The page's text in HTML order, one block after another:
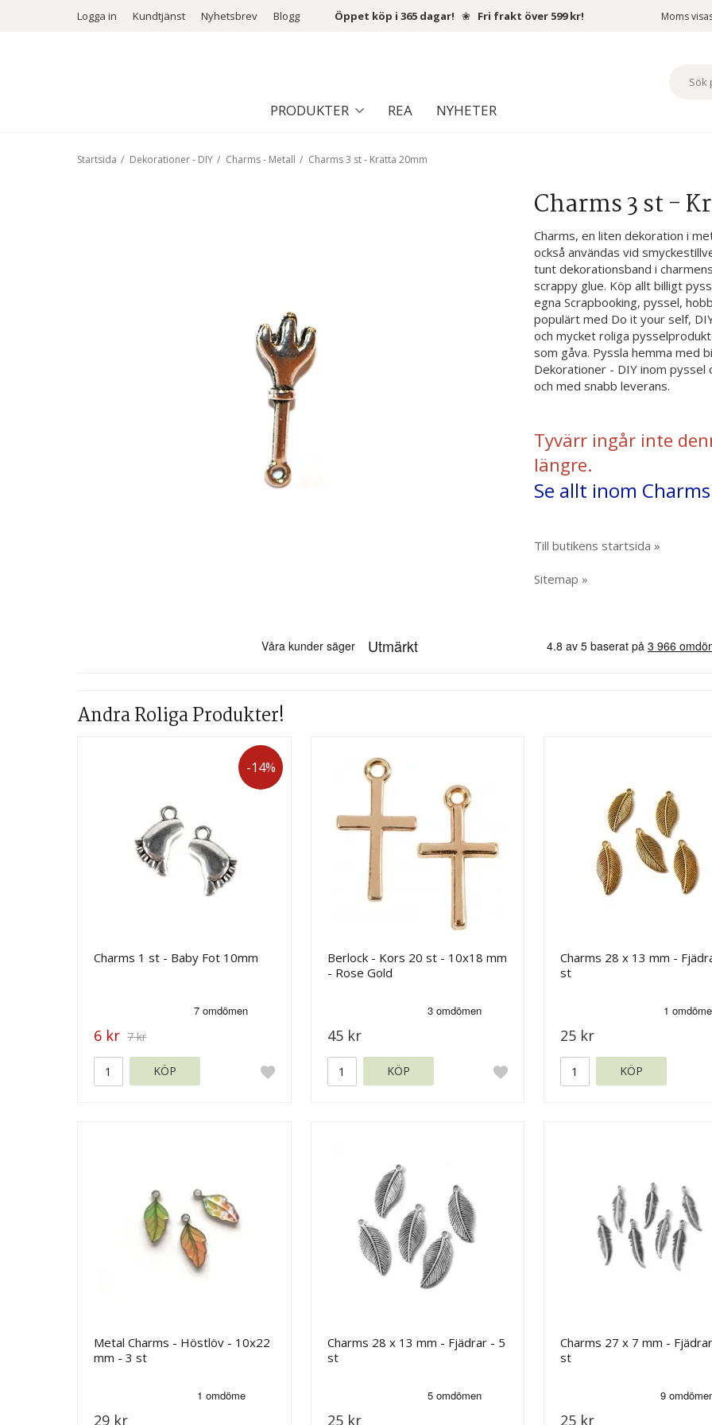
Logga in Kundtjänst Nyhetsbrev Blogg Öppet köp i 365 dagar! ❀ Fri frakt över 599 kr! Moms
PRODUKTER REA NYHETER
Startsida / Dekorationer - DIY / Charms - Metall / Charms 3 st - Kratta 20mm
Charms 3 st -
Charms, en liten dekoration i
också användas vid
tunt dekorationsband i
scrappy glue. Köp allt billigt
egna Scrapbooking, pyssel,
populärt med Do it your self,
och mycket roliga
som gåva. Pyssla hemma med
Dekorationer - DIY inom pyssel
och med snabb leverans.
Tyvärr ingår inte
längre.
Se allt inom
Till butikens startsida »
Sitemap »
Andra Roliga Produkter!
-14%
Charms 1 st - Baby Fot 10mm
6 kr 7 kr
KÖP
Berlock - Kors 20 st - 10x18 mm
- Rose Gold
45 kr
KÖP
Charms 28 x 13 mm -
st
25 kr
KÖP
Metal Charms - Höstlöv - 10x22
mm - 3 st
29 kr
Charms 28 x 13 mm - Fjädrar - 5
st
25 kr
Charms 27 x 7 mm -
st
25 kr